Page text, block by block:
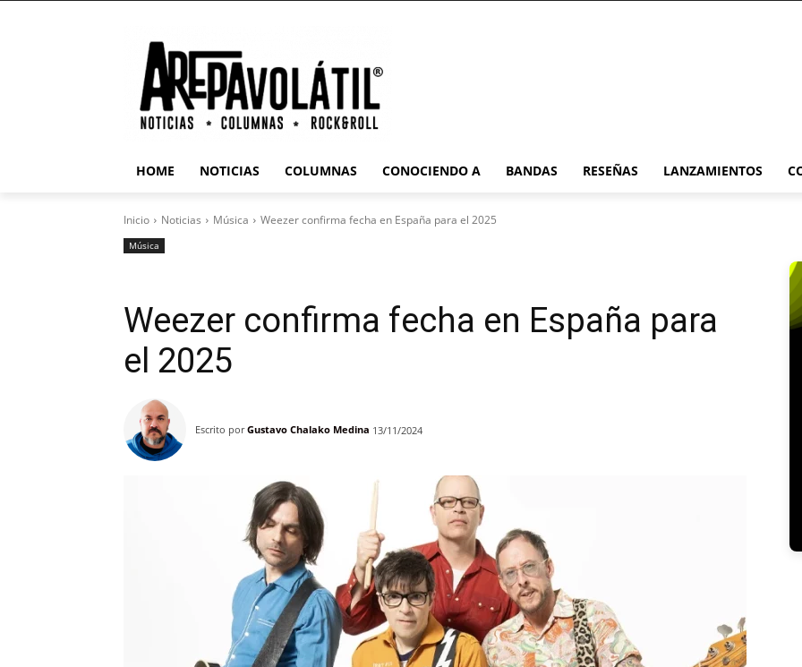
HOME NOTICIAS COLUMNAS CONOCIENDO A BANDAS RESEÑAS LANZAMIENTOS
Inicio Noticias Música Weezer confirma fecha en España para el 2025
Música
Weezer confirma fecha en España para
el 2025
Escrito por Gustavo Chalako Medina 13/11/2024